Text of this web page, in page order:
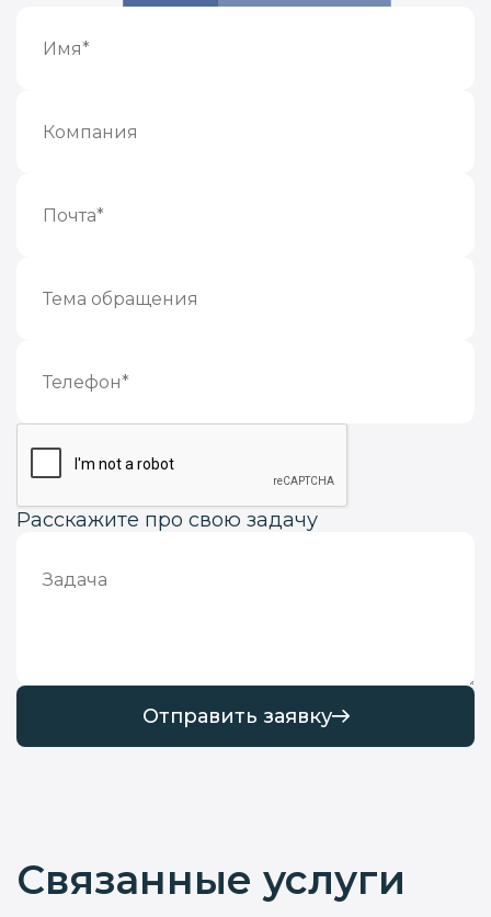
Расскажите про свою задачу
Отправить заявку
Связанные услуги